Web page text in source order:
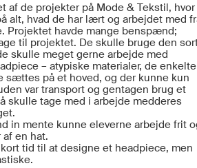
af de projekter på Mode & Tekstil, hvor
alt, hvad de har lært og arbejdet med
Projektet havde mange benspænd;
til projektet. De skulle bruge den
skulle meget gerne arbejde med
– atypiske materialer, de enkelte
sættes på et hoved, og der kunne kun
var transport og gentagen brug et
skulle tage med i arbejde medderes
in mente kunne eleverne arbejde frit
en hat.
tid til at designe et headpiece, men